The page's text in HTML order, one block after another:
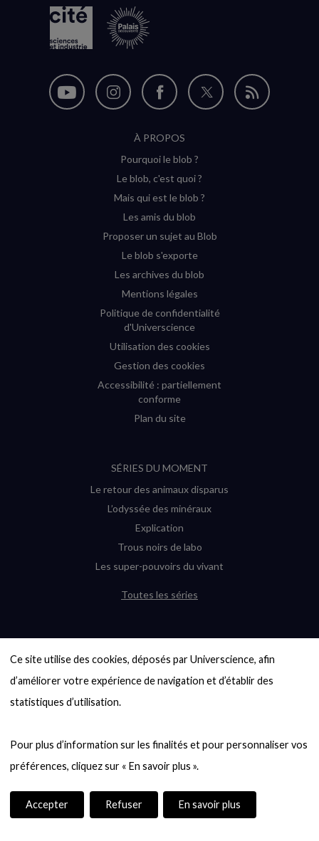
Ce site utilise des cookies, déposés par Universcience, afin
d’améliorer votre expérience de navigation et d’établir des
statistiques d’utilisation.
Pour plus d’information sur les finalités et pour personnaliser vos
Accepter Refuser En savoir plus
Nous
Nous
Instagram
(nouvelle
Nous
sur
Facebook
(nouvelle
Nous
Flux
À PROPOS
Pourquoi le blob ?
Le blob, c'est quoi ?
Mais qui est le blob ?
Les amis du blob
Proposer un sujet au Blob
Le blob s'exporte
Les archives du blob
Mentions légales
Politique de confidentialité
d'Universcience
Utilisation des cookies
Gestion des cookies
Accessibilité : partiellement
conforme
Plan du site
SÉRIES DU MOMENT
Le retour des animaux disparus
L’odyssée des minéraux
Explication
Trous noirs de labo
Les super-pouvoirs du vivant
Toutes les séries
6000 exoplanètes, et pas de « Terre »
en vue ?
Quel avenir pour les cryptos ?
Entre mathématiques et politique : la
quête d’un vote équitable
casse-tête